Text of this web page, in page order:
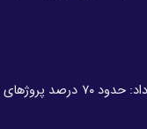
علی‌عسکری با اشاره به امضای بیش از هزار تفاهم‌نامه و قرارداد ساخت داخل از